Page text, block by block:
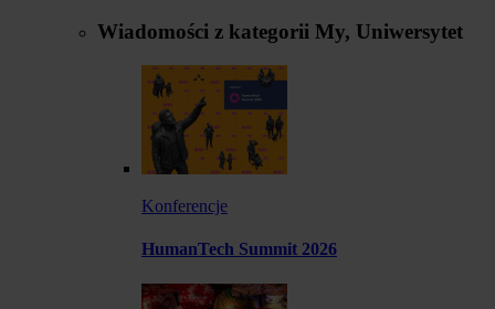
Wiadomości z kategorii My, Uniwersytet
Konferencje
HumanTech Summit 2026